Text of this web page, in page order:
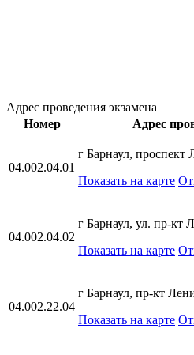
Адрес проведения экзамена
Номер
Адрес
04.002.04.01
г Барнаул, проспект
Показать на карте
04.002.04.02
г Барнаул, ул. пр-кт
Показать на карте
04.002.22.04
г Барнаул, пр-кт
Показать на карте